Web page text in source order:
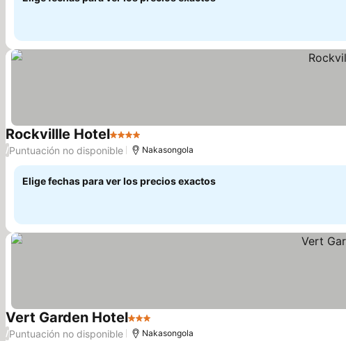
Rockvillle Hotel4 Estrellas
/Puntuación no disponible Nakasongola
Elige fechas para ver los precios exactos
Vert Garden Hotel3 Estrellas
/Puntuación no disponible Nakasongola